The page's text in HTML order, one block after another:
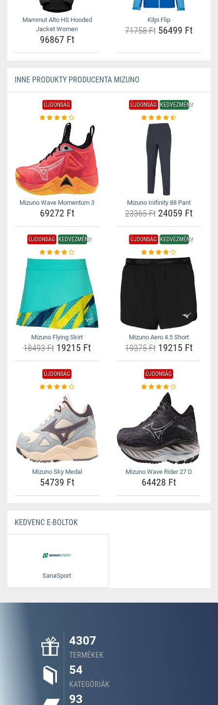
Mammut Alto HS Hooded
Jacket Women
96867 Ft
Kilpi Flip
71758 Ft56499 Ft
INNE PRODUKTY PRODUCENTA MIZUNO
ÚJDONSÁG
Mizuno Wave Momentum 3
69272 Ft
ÚJDONSÁG KEDVEZMÉNY
Mizuno Inifinity 88 Pant
23365 Ft24059 Ft
ÚJDONSÁG KEDVEZMÉNY
Mizuno Flying Skirt
18493 Ft19215 Ft
ÚJDONSÁG KEDVEZMÉNY
Mizuno Aero 4.5 Short
19375 Ft19215 Ft
ÚJDONSÁG
Mizuno Sky Medal
54739 Ft
ÚJDONSÁG
Mizuno Wave Rider 27 D
64428 Ft
KEDVENC E-BOLTOK
SanaSport
4307
TERMÉKEK
54
KATEGÓRIÁK
93